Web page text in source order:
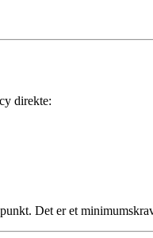
direkte:
Det er et